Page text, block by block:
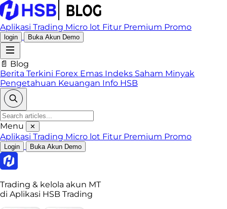
Aplikasi Trading Micro lot Fitur Premium Promo
login Buka Akun Demo
📄 Blog
Berita Terkini Forex Emas Indeks Saham Minyak
Pengetahuan Keuangan Info HSB
Menu ✕
Aplikasi Trading Micro lot Fitur Premium Promo
Login Buka Akun Demo
Trading & kelola akun MT
di Aplikasi HSB Trading